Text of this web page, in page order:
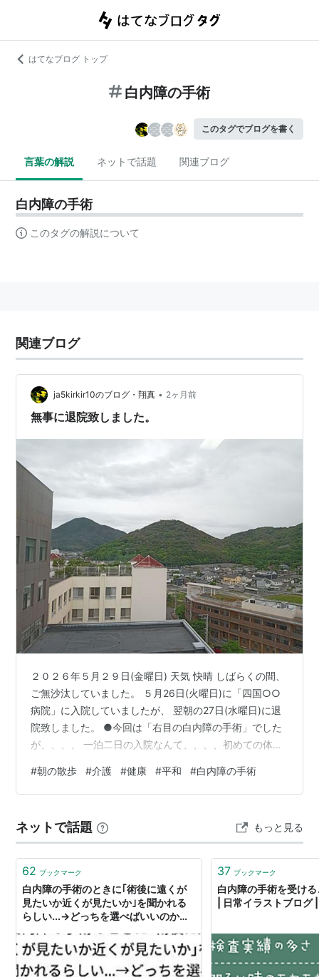
はてなブログ トップ
白内障の手術
このタグでブログを書く
言葉の解説 ネットで話題 関連ブログ
白内障の手術
このタグの解説について
関連ブログ
ja5kirkir10のブログ・翔真 • 2ヶ月前
無事に退院致しました。
２０２６年５月２９日(金曜日) 天気 快晴 しばらくの間、
ご無沙汰していました。 ５月26日(火曜日)に「四国○○
病院」に入院していましたが、 翌朝の27日(水曜日)に退
院致しました。 ●今回は「右目の白内障の手術」でした
が、、、、 一泊二日の入院なんて、、、、初めての体験
とうございました。 手術と言っても、、、、30分で終わ
りました(笑) キレンゲショウマの花を見に「剣山」へ一
し訳ありません。 退院後は毎朝５時半～里山まで散歩に
出かけています。 ●ママさまへ、 お見舞いのコメントあ
がとう…
#朝の散歩 #介護 #健康 #平和 #白内障の手術
ネットで話題 もっと見る
62 ブックマーク
白内障の手術のときに｢術後に遠くが
見たいか近くが見たいか｣を聞かれる
らしい...→どっちを選べばいいのかさ
37 ブックマーク
白内障の手術を受け
| 日常イラストブロ